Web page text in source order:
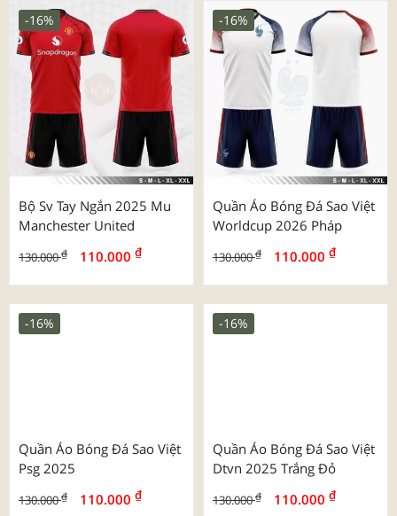
Bộ Sv Tay Ngắn 2025 Mu
Manchester United
130.000₫ 110.000 ₫
-16%
Quần Áo Bóng Đá Sao Việt
Worldcup 2026 Pháp
130.000₫ 110.000 ₫
-16%
Quần Áo Bóng Đá Sao Việt
Psg 2025
130.000₫ 110.000 ₫
-16%
Quần Áo Bóng Đá Sao Việt
Dtvn 2025 Trắng Đỏ
130.000₫ 110.000 ₫
-16%